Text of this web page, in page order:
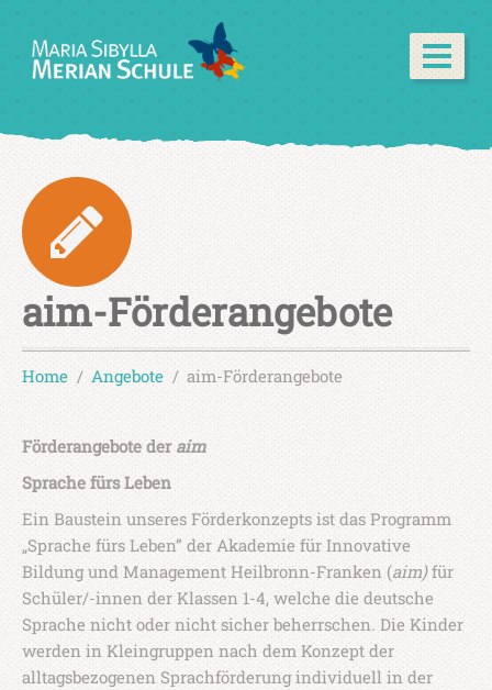
aim-Förderangebote
Home Angebote aim-Förderangebote
Förderangebote deraim
Sprache fürs Leben
Ein Baustein unseres Förderkonzepts ist das Programm
„Sprache fürs Leben” der Akademie für Innovative
Bildung und Management Heilbronn-Franken (aim)für
Schüler/-innen der Klassen 1-4, welche die deutsche
Sprache nicht oder nicht sicher beherrschen. Die Kinder
werden in Kleingruppen nach dem Konzept der
alltagsbezogenen Sprachförderung individuell in der